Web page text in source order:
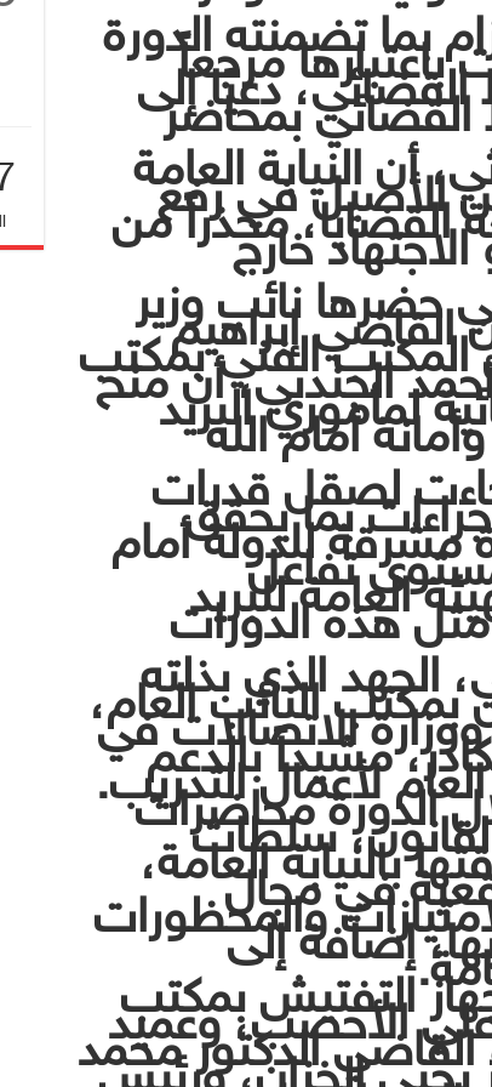
بما تضمنته الدورة
مرجعاً
دعيًا إلى
القضائي بمحاضر
أن النيابة العامة
الأصيل في رفع
القضايا، محذراً من
خارج
حضرها نائب وزير
القاضي إبراهيم
الفني بمكتب
الجندبي، أن منح
لمأموري البريد
أمام الله
جاءت لصقل قدرات
بما يحقق
للدولة أمام
تفاعل
العامة للبريد
مثل هذه الدورات
الجهد الذي بذلته
بمكتب النائب العام،
ووزارة الاتصالات في
مشيداً بالدعم
لأعمال التدريب.
الدورة محاضرات
سلطات
بالنيابة العامة،
في مجالوالمحظوراتإضافة إلى
التفتيش بمكتب
علي الأحصب، وعميد
القاضي الدكتور محمد